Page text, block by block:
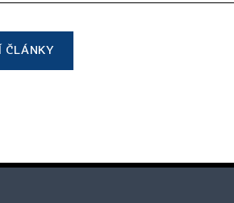
ČLÁNKY